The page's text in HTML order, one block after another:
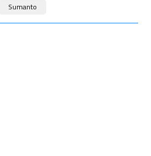
Sumanto